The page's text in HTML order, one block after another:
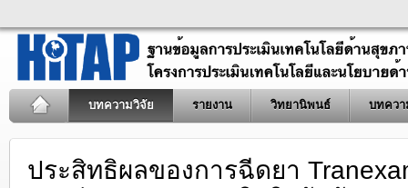
บทความวิจัย รายงาน วิทยานิพนธ์ บทควา
ประสิทธิผลของการฉีดยา